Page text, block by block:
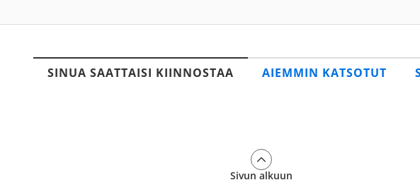
SINUA SAATTAISI KIINNOSTAA AIEMMIN KATSOTUT
Sivun alkuun